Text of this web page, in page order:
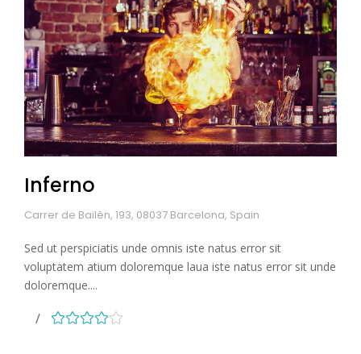
Inferno
Carrer de Bailèn, 193, 08037 Barcelona, Spain
Sed ut perspiciatis unde omnis iste natus error sit
voluptatem atium doloremque laua iste natus error sit unde
doloremque....